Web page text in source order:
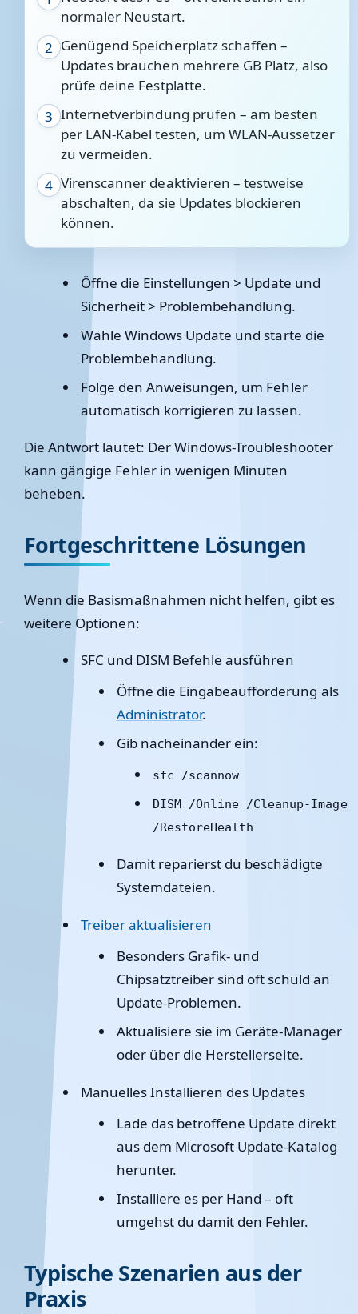
normaler Neustart.
2 Genügend Speicherplatz schaffen –
Updates brauchen mehrere GB Platz, also
prüfe deine Festplatte.
3 Internetverbindung prüfen – am besten
per LAN-Kabel testen, um WLAN-Aussetzer
zu vermeiden.
4 Virenscanner deaktivieren – testweise
abschalten, da sie Updates blockieren
können.
Öffne die Einstellungen > Update und
Sicherheit > Problembehandlung.
Wähle Windows Update und starte die
Problembehandlung.
Folge den Anweisungen, um Fehler
automatisch korrigieren zu lassen.
Die Antwort lautet: Der Windows-Troubleshooter
kann gängige Fehler in wenigen Minuten
beheben.
Fortgeschrittene Lösungen
Wenn die Basismaßnahmen nicht helfen, gibt es
weitere Optionen:
SFC und DISM Befehle ausführen
Öffne die Eingabeaufforderung als
Administrator.
Gib nacheinander ein:
sfc /scannow
DISM /Online /Cleanup-Image
/RestoreHealth
Damit reparierst du beschädigte
Systemdateien.
Treiber aktualisieren
Besonders Grafik- und
Chipsatztreiber sind oft schuld an
Update-Problemen.
Aktualisiere sie im Geräte-Manager
oder über die Herstellerseite.
Manuelles Installieren des Updates
Lade das betroffene Update direkt
aus dem Microsoft Update-Katalog
herunter.
Installiere es per Hand – oft
umgehst du damit den Fehler.
Typische Szenarien aus der
Praxis